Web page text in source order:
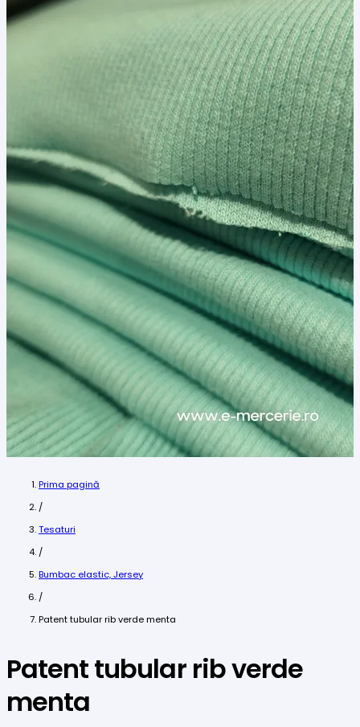
Prima pagină
/
Tesaturi
/
Bumbac elastic, Jersey
/
Patent tubular rib verde menta
Patent tubular rib verde
menta